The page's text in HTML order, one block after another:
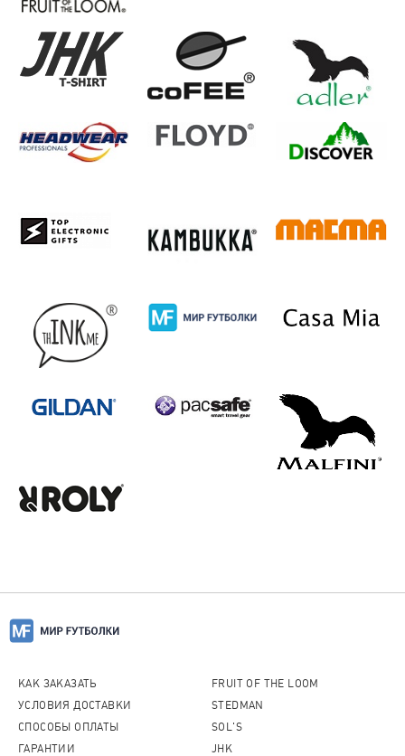
КАК ЗАКАЗАТЬ
УСЛОВИЯ ДОСТАВКИ
СПОСОБЫ ОПЛАТЫ
ГАРАНТИИ
FRUIT OF THE LOOM
STEDMAN
SOL'S
JHK